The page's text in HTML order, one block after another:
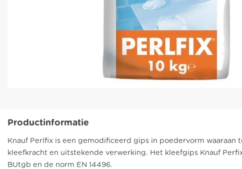
Productinformatie
Knauf Perlfix is een gemodificeerd gips in poedervorm
kleefkracht en uitstekende verwerking. Het kleefgips Knauf
BUtgb en de norm EN 14496.